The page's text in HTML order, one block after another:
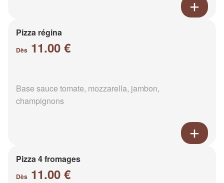
Pizza régina
Dès 11.00 €
Base sauce tomate, mozzarella, jambon,
champignons
Pizza 4 fromages
Dès 11.00 €